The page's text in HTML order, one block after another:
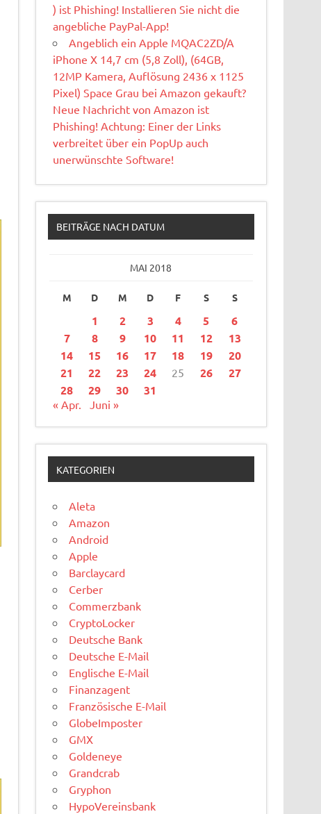
) ist Phishing! Installieren Sie nicht die
angebliche PayPal-App!
Angeblich ein Apple MQAC2ZD/A
iPhone X 14,7 cm (5,8 Zoll), (64GB,
12MP Kamera, Auflösung 2436 x 1125
Pixel) Space Grau bei Amazon gekauft?
Neue Nachricht von Amazon ist
Phishing! Achtung: Einer der Links
verbreitet über ein PopUp auch
unerwünschte Software!
BEITRÄGE NACH DATUM
MAI 2018
M D M D F S S
1 2 3 4 5
6
7
8 9 10 11 12
13
14
15 16 17 18 19
20
21
22 23 24 25 26
27
28
29 30 31
« Apr. Juni »
KATEGORIEN
Aleta
Amazon
Android
Apple
Barclaycard
Cerber
Commerzbank
CryptoLocker
Deutsche Bank
Deutsche E-Mail
Englische E-Mail
Finanzagent
Französische E-Mail
GlobeImposter
GMX
Goldeneye
Grandcrab
Gryphon
HypoVereinsbank